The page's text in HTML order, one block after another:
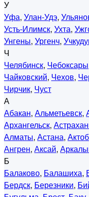
У
Уфа, Улан-Удэ,
Усть-Илимск, Ухта,
Унгены, Ургенч,
Ч
Челябинск, Чебоксары
Чайковский, Чехов,
Чирчик, Чуст
А
Абакан, Альметьевск,
Архангельск,
Алматы, Астана,
Ангрен, Аксай,
Б
Балаково, Балашиха,
Бердск, Березники,